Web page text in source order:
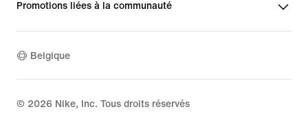
Promotions liées à la communauté
Belgique
© 2026 Nike, Inc. Tous droits réservés